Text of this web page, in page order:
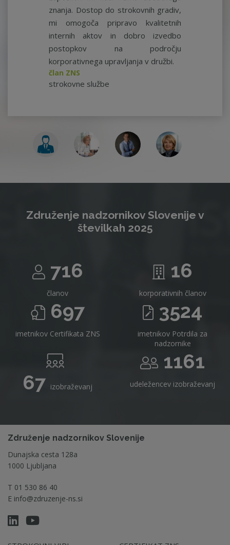
znanja. Dostop do strokovnih gradiv,
mi omogoča pripravo kvalitetnih
internih aktov in dobro izvedbo
postopkov na področju
korporativnega upravljanja v družbi.
član ZNS
strokovne službe
Združenje nadzornikov Slovenije v
številkah 2025
716
članov
16
korporativnih članov
697
imetnikov Certifikata ZNS
3524
imetnikov Potrdila za
nadzornike
67 izobraževanj
1161
udeležencev izobraževanj
Združenje nadzornikov Slovenije
Dunajska cesta 128a
1000 Ljubljana
T 01 530 86 40
E info@zdruzenje-ns.si